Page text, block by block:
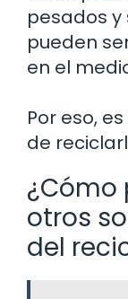
pesados
pueden
en el
Por eso,
de
¿Cómo
otros
del